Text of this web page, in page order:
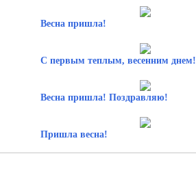
Весна пришла!
С первым теплым, весенним днем!
Весна пришла! Поздравляю!
Пришла весна!